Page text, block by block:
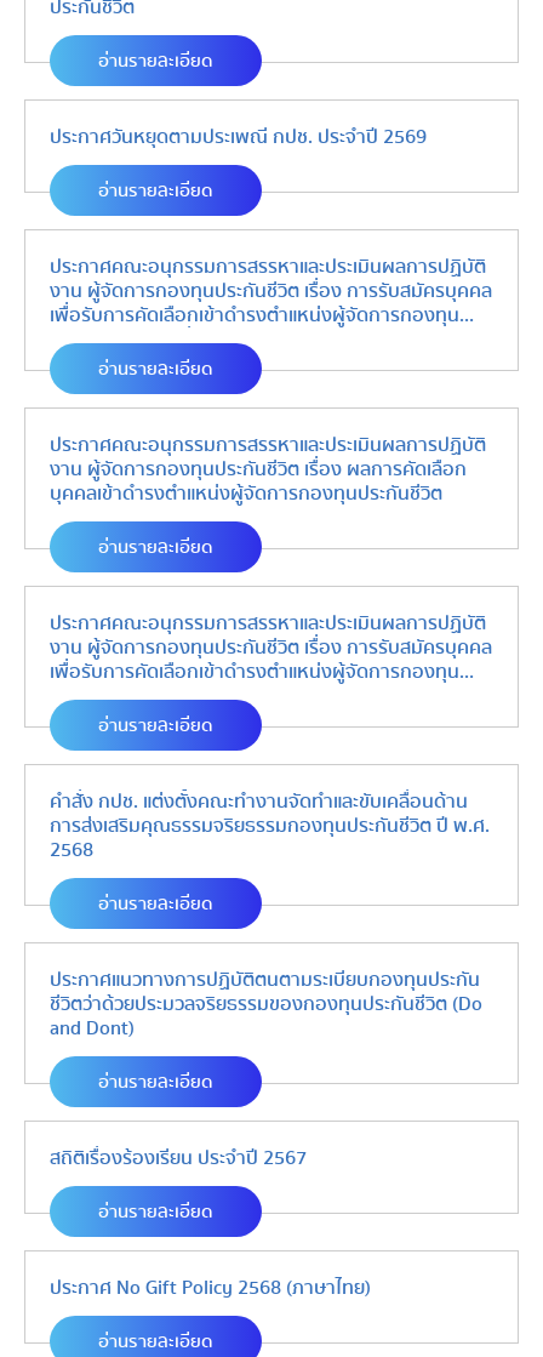
ประกันชีวิต
อ่านรายละเอียด
ประกาศวันหยุดตามประเพณี กปช. ประจำปี 2569
อ่านรายละเอียด
ประกาศคณะอนุกรรมการสรรหาและประเมินผลการปฏิบัติ
งาน ผู้จัดการกองทุนประกันชีวิต เรื่อง การรับสมัครบุคคล
เพื่อรับการคัดเลือกเข้าดำรงตำแหน่งผู้จัดการกองทุน
ประกันชีวิต (รอบที่ 2)
อ่านรายละเอียด
ประกาศคณะอนุกรรมการสรรหาและประเมินผลการปฏิบัติ
งาน ผู้จัดการกองทุนประกันชีวิต เรื่อง ผลการคัดเลือก
บุคคลเข้าดำรงตำแหน่งผู้จัดการกองทุนประกันชีวิต
อ่านรายละเอียด
ประกาศคณะอนุกรรมการสรรหาและประเมินผลการปฏิบัติ
งาน ผู้จัดการกองทุนประกันชีวิต เรื่อง การรับสมัครบุคคล
เพื่อรับการคัดเลือกเข้าดำรงตำแหน่งผู้จัดการกองทุน
ประกันชีวิต
อ่านรายละเอียด
คำสั่ง กปช. แต่งตั้งคณะทำงานจัดทำและขับเคลื่อนด้าน
การส่งเสริมคุณธรรมจริยธรรมกองทุนประกันชีวิต ปี พ.ศ.
2568
อ่านรายละเอียด
ประกาศแนวทางการปฏิบัติตนตามระเบียบกองทุนประกัน
ชีวิตว่าด้วยประมวลจริยธรรมของกองทุนประกันชีวิต (Do
and Dont)
อ่านรายละเอียด
สถิติเรื่องร้องเรียน ประจำปี 2567
อ่านรายละเอียด
ประกาศ No Gift Policy 2568 (ภาษาไทย)
อ่านรายละเอียด